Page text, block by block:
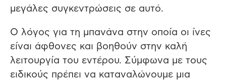
μεγάλες συγκεντρώσεις σε αυτό.
Ο λόγος για τη μπανάνα στην οποία οι ίνες
είναι άφθονες και βοηθούν στην καλή
λειτουργία του εντέρου. Σύμφωνα με τους
ειδικούς πρέπει να καταναλώνουμε μια